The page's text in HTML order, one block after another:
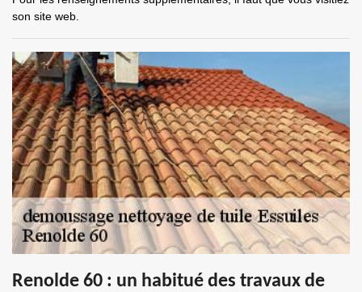
son site web.
Renolde 60 : un habitué des travaux de